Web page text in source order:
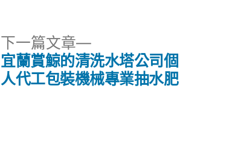
下一篇文章
下
一
篇
宜蘭賞鯨的清洗水塔公司個
人代工包裝機械專業抽水肥